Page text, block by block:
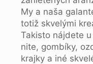
My a naša
totiž skvelými
Takisto nájdete
nite, gombíky,
krajky a iné